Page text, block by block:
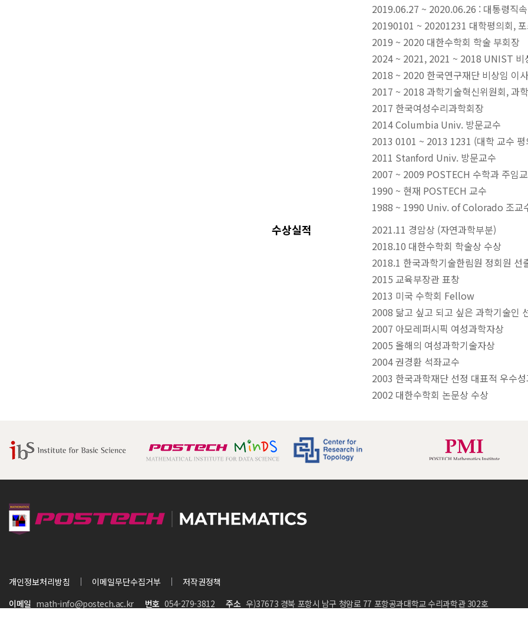
2019.06.27 ~ 2020.06.26 : 대통령직
20190101 ~ 20201231 대학평의회,
2019 ~ 2020 대한수학회 학술 부회장
2024 ~ 2021, 2021 ~ 2018 UNIST 비
2018 ~ 2020 한국연구재단 비상임 이
2017 ~ 2018 과학기술혁신위원회, 과
2017 한국여성수리과학회장
2014 Columbia Univ. 방문교수
2013 0101 ~ 2013 1231 (대학 교수 평
2011 Stanford Univ. 방문교수
2007 ~ 2009 POSTECH 수학과 주임
1990 ~ 현재 POSTECH 교수
1988 ~ 1990 Univ. of Colorado 조교
수상실적
2021.11 경암상 (자연과학부분)
2018.10 대한수학회 학술상 수상
2018.1 한국과학기술한림원 정회원 선
2015 교육부장관 표창
2013 미국 수학회 Fellow
2008 닮고 싶고 되고 싶은 과학기술인
2007 아모레퍼시픽 여성과학자상
2005 올해의 여성과학기술자상
2004 권경환 석좌교수
2003 한국과학재단 선정 대표적 우수
2002 대한수학회 논문상 수상
개인정보처리방침 이메일무단수집거부
저작권정책
이메일 math-info@postech.ac.kr 번호 054-279-3812 주소 우)37673 경북 포항시 남구 청암로 77 포항공과대학교 수리과학관 302호